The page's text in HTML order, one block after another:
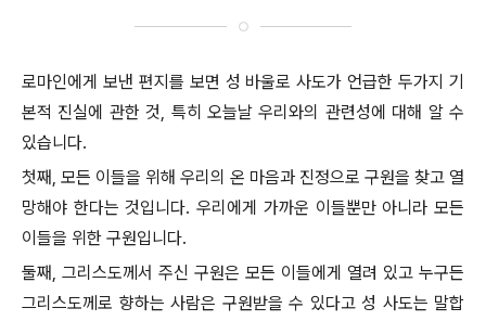
로마인에게 보낸 편지를 보면 성 바울로 사도가 언급한 두가지 기
본적 진실에 관한 것, 특히 오늘날 우리와의 관련성에 대해 알 수
있습니다.
첫째, 모든 이들을 위해 우리의 온 마음과 진정으로 구원을 찾고 열
망해야 한다는 것입니다. 우리에게 가까운 이들뿐만 아니라 모든
이들을 위한 구원입니다.
둘째, 그리스도께서 주신 구원은 모든 이들에게 열려 있고 누구든
그리스도께로 향하는 사람은 구원받을 수 있다고 성 사도는 말합